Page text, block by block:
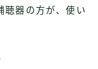
聴器の方が、使い